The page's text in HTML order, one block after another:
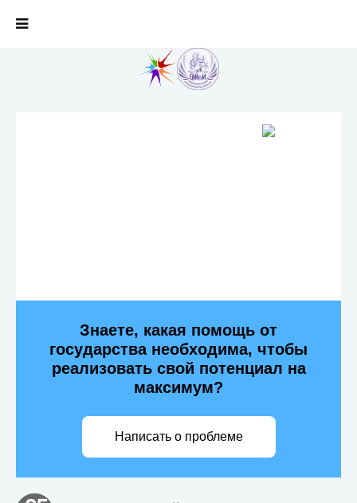
Знаете, какая помощь от
государства необходима, чтобы
реализовать свой потенциал на
максимум?
Написать о проблеме